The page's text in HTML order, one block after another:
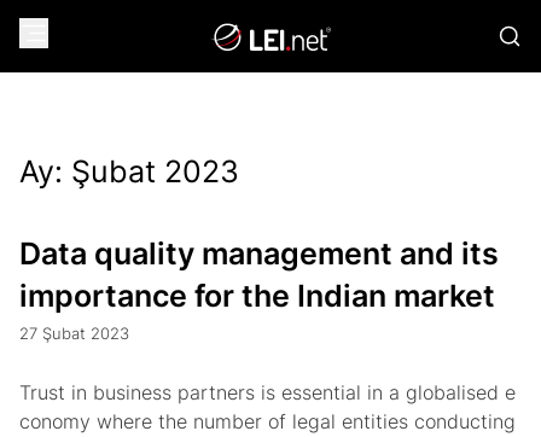
Ay: Şubat 2023
Data quality management and its
importance for the Indian market
27 Şubat 2023
Trust in business partners is essential in a globalised e
conomy where the number of legal entities conducting